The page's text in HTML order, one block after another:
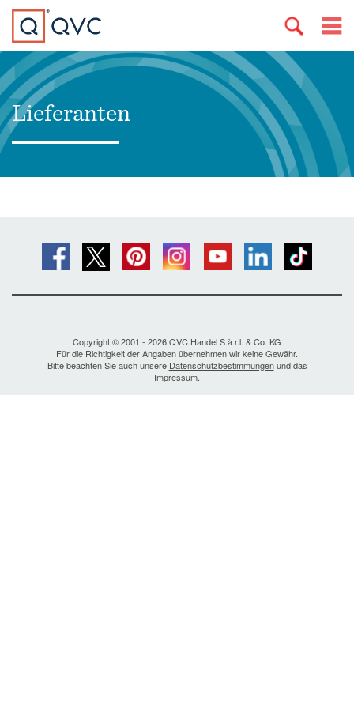
Lieferanten
Copyright © 2001 - 2026 QVC Handel S.à r.l. & Co. KG
Für die Richtigkeit der Angaben übernehmen wir keine Gewähr.
Bitte beachten Sie auch unsere Datenschutzbestimmungenund das
Impressum.